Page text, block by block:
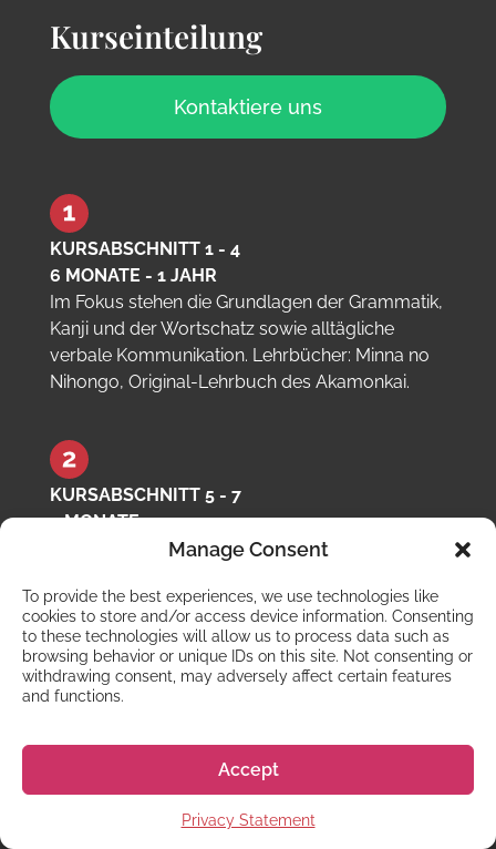
Manage Consent
To provide the best experiences, we use technologies like
cookies to store and/or access device information. Consenting
to these technologies will allow us to process data such as
browsing behavior or unique IDs on this site. Not consenting or
withdrawing consent, may adversely affect certain features
and functions.
Accept
Privacy Statement
Kurseinteilung
Kontaktiere uns
KURSABSCHNITT 1 - 4
6 MONATE - 1 JAHR
Im Fokus stehen die Grundlagen der Grammatik,
Kanji und der Wortschatz sowie alltägliche
verbale Kommunikation. Lehrbücher: Minna no
Nihongo, Original-Lehrbuch des Akamonkai.
KURSABSCHNITT 5 - 7
9 MONATE
Du wirst weiterhin Kanji, Grammatik und
kommunizieren, und du eignest dir ein
Leseverständnis an, welches dem alltäglichen
Leben angemessen ist. Studenten haben die
Wahl ihren Schwerpunkt entweder auf den EJU
oder den JLPT zu legen. Lehrbücher: Abhängig